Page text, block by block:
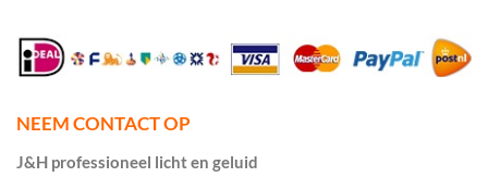
NEEM CONTACT OP
J&H professioneel licht en geluid